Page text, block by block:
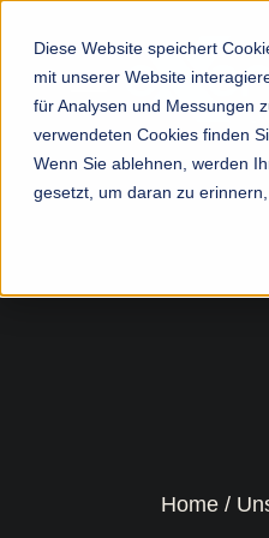
Diese Website speichert
mit unserer Website
für Analysen und Messungen
verwendeten Cookies finden
Wenn Sie ablehnen, werden
gesetzt, um daran zu
Unsere
IT Services
Das
Über Uns
Produkte
Managed
ModernHome